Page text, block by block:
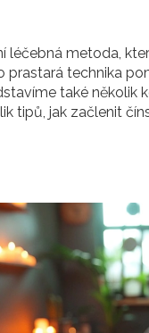
léčebná metoda,
prastará technika
také několik
tipů, jak začlenit